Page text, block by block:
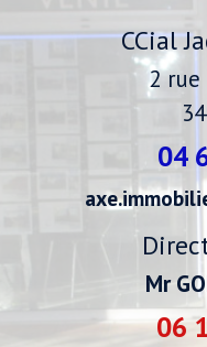
CCial
2 rue
04
Mr
06